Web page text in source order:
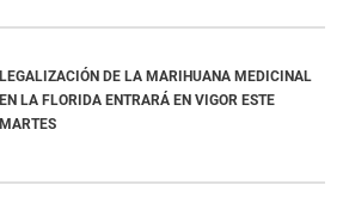
LEGALIZACIÓN DE LA MARIHUANA MEDICINAL
EN LA FLORIDA ENTRARÁ EN VIGOR ESTE
MARTES